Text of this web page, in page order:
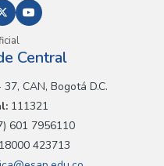
Central
CAN, Bogotá D.C.
111321
601 7956110
423713